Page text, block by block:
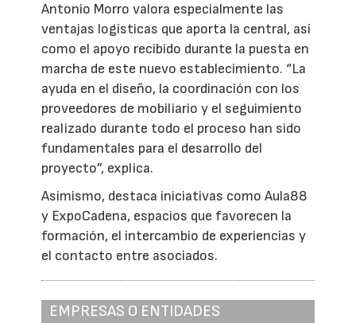
Antonio Morro valora especialmente las
ventajas logísticas que aporta la central, así
como el apoyo recibido durante la puesta en
marcha de este nuevo establecimiento. “La
ayuda en el diseño, la coordinación con los
proveedores de mobiliario y el seguimiento
realizado durante todo el proceso han sido
fundamentales para el desarrollo del
proyecto”, explica.
Asimismo, destaca iniciativas como Aula88
y ExpoCadena, espacios que favorecen la
formación, el intercambio de experiencias y
el contacto entre asociados.
EMPRESAS O ENTIDADES